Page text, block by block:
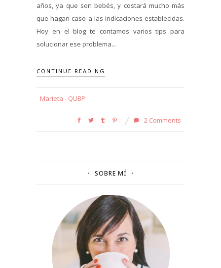
años, ya que son bebés, y costará mucho más
que hagan caso a las indicaciones establecidas.
Hoy en el blog te contamos varios tips para
solucionar ese problema...
CONTINUE READING
Marieta - QUBP
2 Comments
SOBRE MÍ